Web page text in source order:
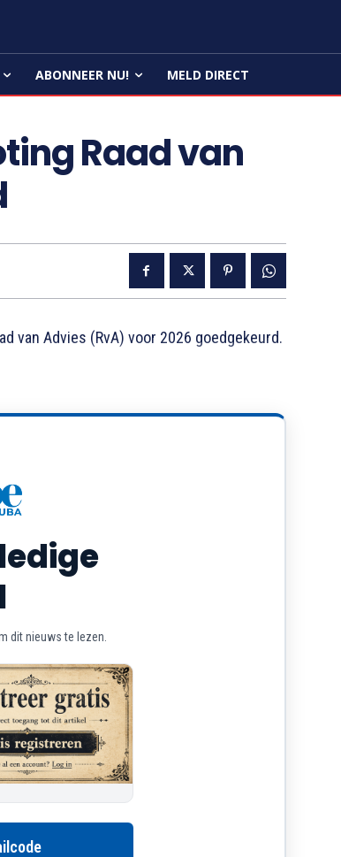
ABONNEER NU! MELD DIRECT
Raad van
van Advies (RvA) voor 2026 goedgekeurd.
dit nieuws te lezen.